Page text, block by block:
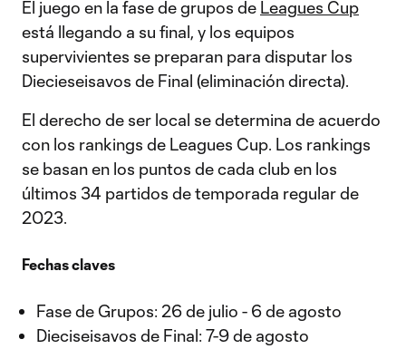
El juego en la fase de grupos de Leagues Cup
está llegando a su final, y los equipos
supervivientes se preparan para disputar los
Diecieseisavos de Final (eliminación directa).
El derecho de ser local se determina de acuerdo
con los rankings de Leagues Cup. Los rankings
se basan en los puntos de cada club en los
últimos 34 partidos de temporada regular de
2023.
Fechas claves
Fase de Grupos: 26 de julio - 6 de agosto
Dieciseisavos de Final: 7-9 de agosto